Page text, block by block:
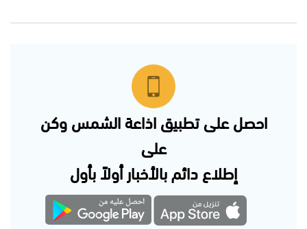
احصل على تطبيق اذاعة الشمس وكن
على
إطلاع دائم بالأخبار أولاً بأول